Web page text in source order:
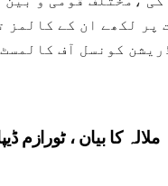
پر لکھے ان کے
کونسل آف
ملالہ کا بیان ، ٹورازم